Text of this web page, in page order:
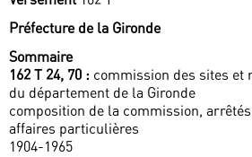
Préfecture de la Gironde
Sommaire
162 T 24, 70 : commission des sites et
du département de la Gironde
composition de la commission,
affaires particulières
1904-1965